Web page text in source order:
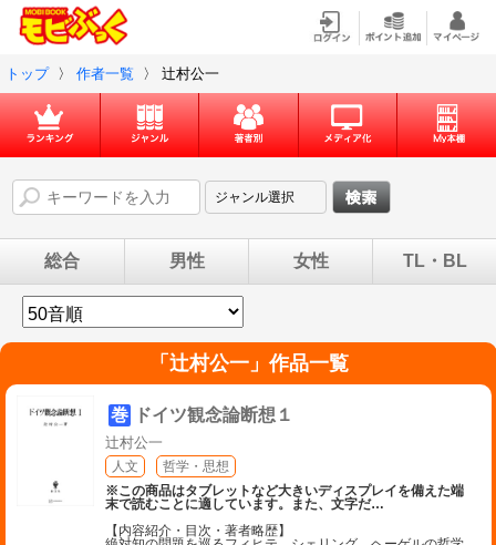
トップ 〉 作者一覧 〉 辻村公一
総合 男性 女性 TL・BL
「 辻村公一」作品一覧
巻 ドイツ観念論断想１
辻村公一
人文
哲学・思想
※この商品はタブレットなど大きいディスプレイを備えた端
末で読むことに適しています。また、文字だ…
【内容紹介・目次・著者略歴】